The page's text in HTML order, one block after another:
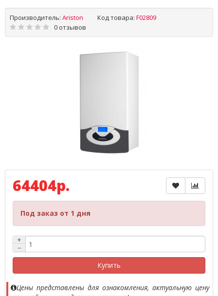
Производитель: Ariston Код товара: F02809
0 отзывов
64404р.
Под заказ от 1 дня
+
−
Купить
Цены представлены для ознакомления, актуальную цену